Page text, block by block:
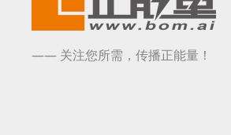
—— 关注您所需，传播正能量！